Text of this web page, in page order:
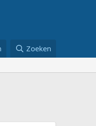
Zoeken